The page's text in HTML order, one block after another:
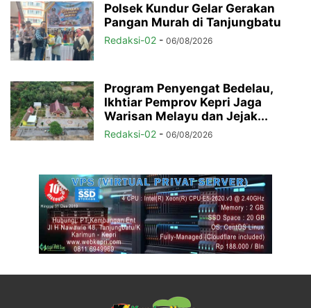
Polsek Kundur Gelar Gerakan
Pangan Murah di Tanjungbatu
Redaksi-02 - 06/08/2026
Program Penyengat Bedelau,
Ikhtiar Pemprov Kepri Jaga
Warisan Melayu dan Jejak...
Redaksi-02 - 06/08/2026